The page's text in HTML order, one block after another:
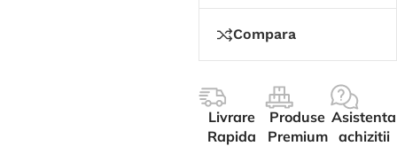
Compara
Livrare
Rapida
Produse
Premium
Asistenta
achizitii